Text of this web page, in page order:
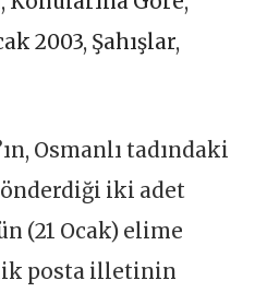
2003, Şahışlar,
Osmanlı tadındaki
iki adet
(21 Ocak) elime
posta illetinin